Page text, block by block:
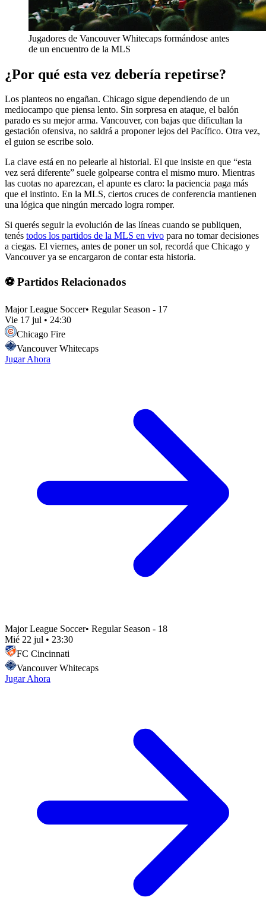
Jugadores de Vancouver Whitecaps formándose antes
de un encuentro de la MLS
¿Por qué esta vez debería repetirse?
Los planteos no engañan. Chicago sigue dependiendo de un
mediocampo que piensa lento. Sin sorpresa en ataque, el balón
parado es su mejor arma. Vancouver, con bajas que dificultan la
gestación ofensiva, no saldrá a proponer lejos del Pacífico. Otra vez,
el guion se escribe solo.
La clave está en no pelearle al historial. El que insiste en que “esta
vez será diferente” suele golpearse contra el mismo muro. Mientras
las cuotas no aparezcan, el apunte es claro: la paciencia paga más
que el instinto. En la MLS, ciertos cruces de conferencia mantienen
una lógica que ningún mercado logra romper.
Si querés seguir la evolución de las líneas cuando se publiquen,
tenés todos los partidos de la MLS en vivo para no tomar decisiones
a ciegas. El viernes, antes de poner un sol, recordá que Chicago y
Vancouver ya se encargaron de contar esta historia.
⚽ Partidos Relacionados
Major League Soccer• Regular Season - 17
Vie 17 jul • 24:30
Chicago Fire
Vancouver Whitecaps
Jugar Ahora
Major League Soccer• Regular Season - 18
Mié 22 jul • 23:30
FC Cincinnati
Vancouver Whitecaps
Jugar Ahora